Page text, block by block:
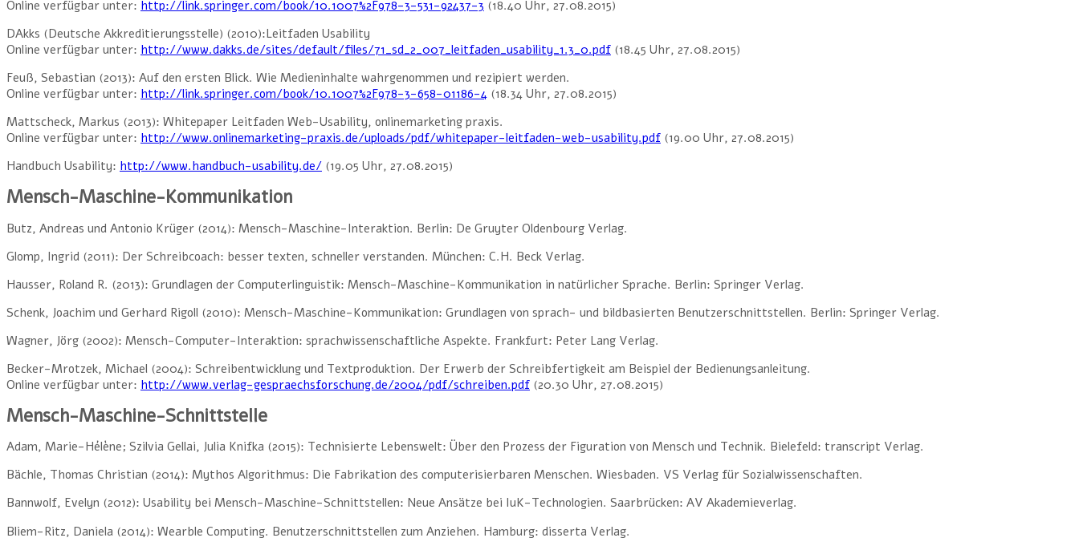
Online verfügbar unter: http://link.springer.com/book/10.1007%2F978-3-531-92437-3 (18.40 Uhr, 27.08.2015)
DAkks (Deutsche Akkreditierungsstelle) (2010):Leitfaden Usability
Online verfügbar unter: http://www.dakks.de/sites/default/files/71_sd_2_007_leitfaden_usability_1.3_0.pdf (18.45 Uhr, 27.08.2015)
Feuß, Sebastian (2013): Auf den ersten Blick. Wie Medieninhalte wahrgenommen und rezipiert werden.
Online verfügbar unter: http://link.springer.com/book/10.1007%2F978-3-658-01186-4 (18.34 Uhr, 27.08.2015)
Mattscheck, Markus (2013): Whitepaper Leitfaden Web-Usability, onlinemarketing praxis.
Online verfügbar unter: http://www.onlinemarketing-praxis.de/uploads/pdf/whitepaper-leitfaden-web-usability.pdf (19.00 Uhr, 27.08.2015)
Handbuch Usability: http://www.handbuch-usability.de/ (19.05 Uhr, 27.08.2015)
Mensch-Maschine-Kommunikation
Butz, Andreas und Antonio Krüger (2014): Mensch-Maschine-Interaktion. Berlin: De Gruyter Oldenbourg Verlag.
Glomp, Ingrid (2011): Der Schreibcoach: besser texten, schneller verstanden. München: C.H. Beck Verlag.
Hausser, Roland R. (2013): Grundlagen der Computerlinguistik: Mensch-Maschine-Kommunikation in natürlicher Sprache. Berlin: Springer Verlag.
Schenk, Joachim und Gerhard Rigoll (2010): Mensch-Maschine-Kommunikation: Grundlagen von sprach- und bildbasierten Benutzerschnittstellen. Berlin: Springer Verlag.
Wagner, Jörg (2002): Mensch-Computer-Interaktion: sprachwissenschaftliche Aspekte. Frankfurt: Peter Lang Verlag.
Becker-Mrotzek, Michael (2004): Schreibentwicklung und Textproduktion. Der Erwerb der Schreibfertigkeit am Beispiel der Bedienungsanleitung.
Online verfügbar unter: http://www.verlag-gespraechsforschung.de/2004/pdf/schreiben.pdf (20.30 Uhr, 27.08.2015)
Mensch-Maschine-Schnittstelle
Adam, Marie-Hélène; Szilvia Gellai, Julia Knifka (2015): Technisierte Lebenswelt: Über den Prozess der Figuration von Mensch und Technik. Bielefeld: transcript Verlag.
Bächle, Thomas Christian (2014): Mythos Algorithmus: Die Fabrikation des computerisierbaren Menschen. Wiesbaden. VS Verlag für Sozialwissenschaften.
Bannwolf, Evelyn (2012): Usability bei Mensch-Maschine-Schnittstellen: Neue Ansätze bei IuK-Technologien. Saarbrücken: AV Akademieverlag.
Bliem-Ritz, Daniela (2014): Wearble Computing. Benutzerschnittstellen zum Anziehen. Hamburg: disserta Verlag.